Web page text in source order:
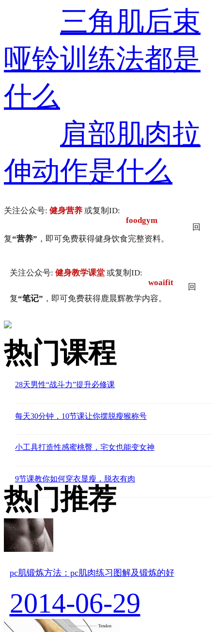
三角肌后束
哑铃训练法都是
什么
肩部肌肉拉
伸动作是什么
关注公众号: 健身营养 或复制ID:
foodgym
回
复“营养” ，即可免费获得健身饮食完整资料。
关注公众号: 健身教学课堂 或复制ID:
woaifit
回
复“笔记” ，即可免费获得鹿晨辉教学内容。
热门课程
28天男性“战斗力”提升必修课
每天30分钟，10节课让你摆脱瘦猴称号
小工具打造性感蜜桃臀，宅女也能变女神
9节课教你如何穿衣显瘦，脱衣有肉
热门推荐
pc肌锻炼方法：pc肌肉练习图解及锻炼的好
2014-06-29